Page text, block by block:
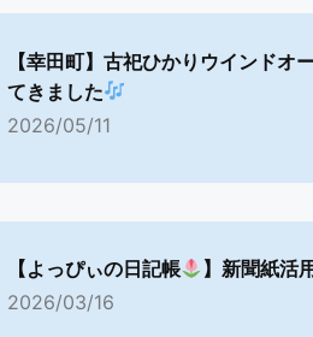
【幸田町】古祀ひかりウインドオ
てきました
2026/05/11
【よっぴぃの日記帳
】新聞紙活
2026/03/16